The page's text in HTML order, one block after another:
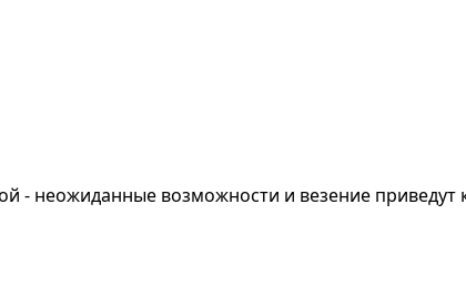
- неожиданные возможности и везение